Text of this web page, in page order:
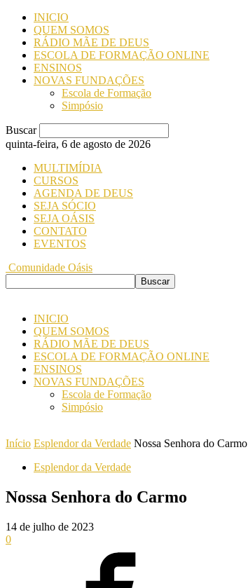
INICIO
QUEM SOMOS
RÁDIO MÃE DE DEUS
ESCOLA DE FORMAÇÃO ONLINE
ENSINOS
NOVAS FUNDAÇÕES
Escola de Formação
Simpósio
Buscar
quinta-feira, 6 de agosto de 2026
MULTIMÍDIA
CURSOS
AGENDA DE DEUS
SEJA SÓCIO
SEJA OÁSIS
CONTATO
EVENTOS
Comunidade Oásis
INICIO
QUEM SOMOS
RÁDIO MÃE DE DEUS
ESCOLA DE FORMAÇÃO ONLINE
ENSINOS
NOVAS FUNDAÇÕES
Escola de Formação
Simpósio
Início Esplendor da Verdade Nossa Senhora do Carmo
Esplendor da Verdade
Nossa Senhora do Carmo
14 de julho de 2023
0